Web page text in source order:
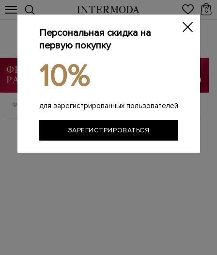
0
Лоферы женские
Главная / Женщинам /
ФИЛЬТРОВАТЬ СОРТИРОВАТЬ
Персональная скидка на
первую покупку
10%
для зарегистрированных пользователей
ЗАРЕГИСТРИРОВАТЬСЯ